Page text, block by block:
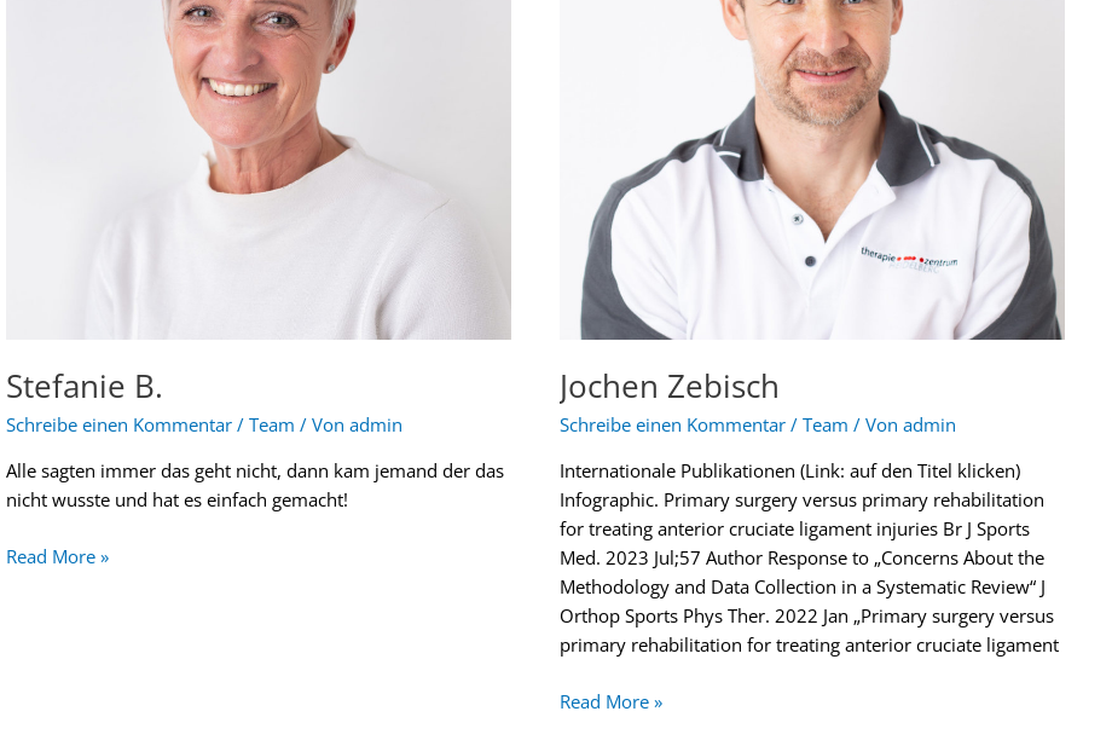
Stefanie B.
Schreibe einen Kommentar / Team / Von admin
Alle sagten immer das geht nicht, dann kam jemand der das
nicht wusste und hat es einfach gemacht!
Read More »
Jochen Zebisch
Schreibe einen Kommentar / Team / Von admin
Internationale Publikationen (Link: auf den Titel klicken)
Infographic. Primary surgery versus primary rehabilitation
for treating anterior cruciate ligament injuries Br J Sports
Med. 2023 Jul;57 Author Response to „Concerns About the
Methodology and Data Collection in a Systematic Review“ J
Orthop Sports Phys Ther. 2022 Jan „Primary surgery versus
primary rehabilitation for treating anterior cruciate ligament
Read More »